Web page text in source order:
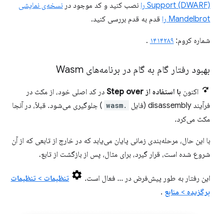
Support (DWARF) را
نصب کنید و کد موجود در نسخه‌ی نمایشی
Mandelbrot را
قدم به قدم بررسی کنید.
شماره کروم: ۱۴۱۴۲۸۹ .
بهبود رفتار گام به گام در برنامه‌های Wasm
اکنون با استفاده از Step over
در کد اصلی خود، از مکث در
فرآیند disassembly (فایل
.wasm
) جلوگیری می‌شود. قبلاً، در آنجا
مکث می‌کرد.
با این حال، مرحله‌بندی زمانی پایان می‌یابد که در خارج از تابعی که از آن
شروع شده است، قرار گیرد، برای مثال، پس از بازگشت از تابع.
این رفتار به طور پیش‌فرض در ... فعال است. تنظیمات > تنظیمات
برگزیده > منابع .